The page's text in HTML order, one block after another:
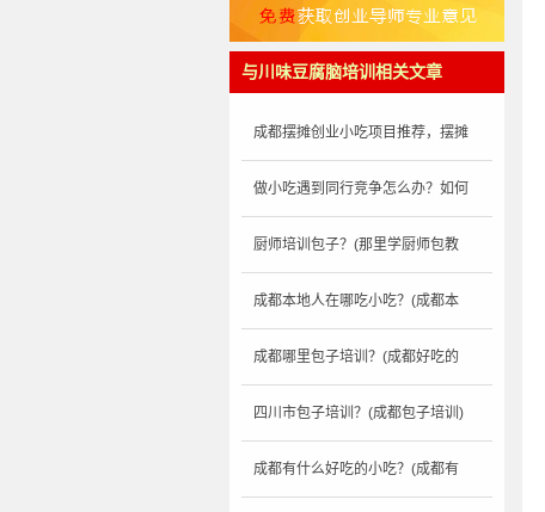
与川味豆腐脑培训相关文章
成都摆摊创业小吃项目推荐，摆摊
做小吃遇到同行竞争怎么办？如何
厨师培训包子？(那里学厨师包教
成都本地人在哪吃小吃？(成都本
成都哪里包子培训？(成都好吃的
四川市包子培训？(成都包子培训)
成都有什么好吃的小吃？(成都有